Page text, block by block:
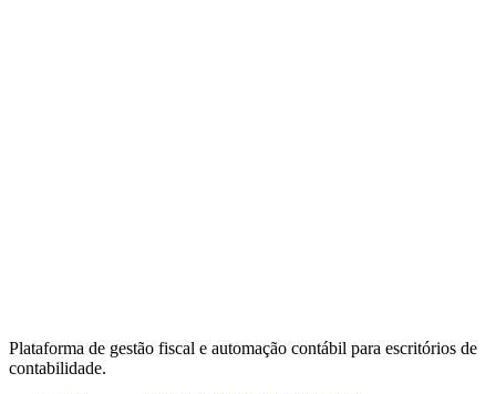
Plataforma de gestão fiscal e automação contábil para escritórios de
contabilidade.